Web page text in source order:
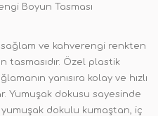
Boyun Tasması
ve kahverengi renkten
tasmasıdır. Özel plastik
yanısıra kolay ve hızlı
Yumuşak dokusu sayesinde
yumuşak dokulu kumaştan, iç